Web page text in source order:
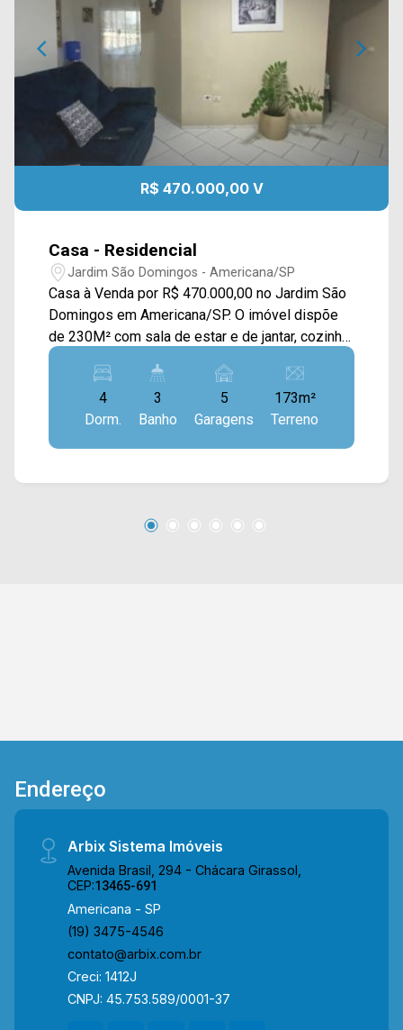
R$ 470.000,00 V
Casa - Residencial
Jardim São Domingos - Americana/SP
Casa à Venda por R$ 470.000,00 no Jardim São
Domingos em Americana/SP. O imóvel dispõe
de 230M² com sala de estar e de jantar, cozinha,
quintal, sacada, churrasqueira e área de serviço.
> 03 dormitórios, sendo 01 suíte; > 03
banheiros, sendo 02 sociais; > 05 vagas de
garagem. Localizado em Americana, o imóvel
contém uma área com diversos comércios em
restaurantes, postos de saúde, escolas e entre
vendas e agende a sua visita!! WhatsApp e
4
Dorm.
3
Banho
5
Garagens
173m²
Terreno
Endereço
Arbix Sistema Imóveis
Avenida Brasil, 294 - Chácara Girassol,
CEP:13465-691
Americana - SP
(19) 3475-4546
contato@arbix.com.br
Creci: 1412J
CNPJ: 45.753.589/0001-37